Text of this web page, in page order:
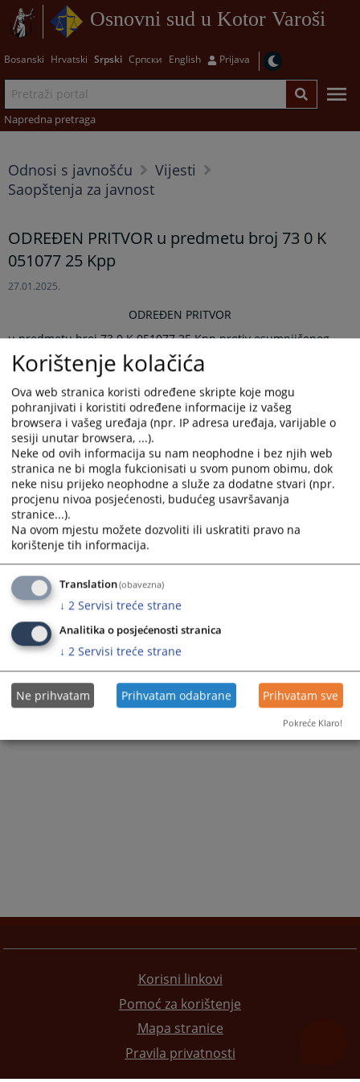
Osnovni sud u Kotor Varoši
Bosanski Hrvatski Srpski Српски English Prijava
Napredna pretraga
Odnosi s javnošću
Vijesti
Saopštenja za javnost
ODREĐEN PRITVOR u predmetu broj 73 0 K
051077 25 Kpp
27.01.2025.
ODREĐEN PRITVOR
u predmetu broj 73 0 K 051077 25 Kpp protiv osumnjičenog
D.M. zbog osnovane sumnje da je počinio krivično djelo nasilje
u porodici ili porodičnoj zajednici iz člana 190. stav 3. u vezi sa
stavom 1. Krivičnog Zakonika Republike Srpske, odlučujući o
prijedlogu Okružnog tužilaštva Banja Luka broj T 13 0 KT
0071122 25 od 22.01.2025. godine za određivanje pritvora, na
osnovu odredbe člana 199. stav 1. Zakona o krivičnom
postupku Republike Srpske.
Pritvor se određuje iz razloga propisanih članom 197 stav 1 tačka b) i v) Zakona o
krivičnom postupku Republike Srpske u trajanju od mjesec dana , a ima se računa
ti od 20.01.2025. godine
u 23,15 časova.
Prikazana vijest je na: Srpski jezik
461PREGLEDA
Korisni linkovi
Pomoć za korištenje
Mapa stranice
Pravila privatnosti
Korištenje kolačića
Ova web stranica koristi određene skripte koje mogu
pohranjivati i koristiti određene informacije iz vašeg
browsera i vašeg uređaja (npr. IP adresa uređaja, varijable o
sesiji unutar browsera, ...).
Neke od ovih informacija su nam neophodne i bez njih web
stranica ne bi mogla fukcionisati u svom punom obimu, dok
neke nisu prijeko neophodne a služe za dodatne stvari (npr.
procjenu nivoa posjećenosti, budućeg usavršavanja
stranice...).
Na ovom mjestu možete dozvoliti ili uskratiti pravo na
korištenje tih informacija.
Translation(obavezna)
↓ 2 Servisi treće strane
Analitika o posjećenosti stranica
↓ 2 Servisi treće strane
Ne prihvatam Prihvatam odabrane Prihvatam sve
Pokreće Klaro!